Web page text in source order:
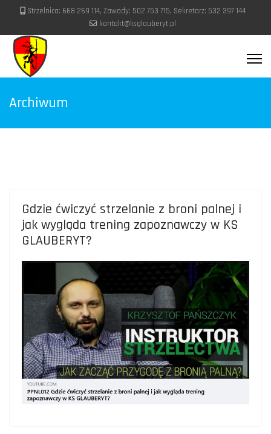
Strzelnica: 668 269 114, Zawody: 502 753 715, Sekretarz: 532 397 144
kontakt@ksglauberyt.pl
Archiwum
Gdzie ćwiczyć strzelanie z broni palnej i
jak wygląda trening zapoznawczy w KS
GLAUBERYT?